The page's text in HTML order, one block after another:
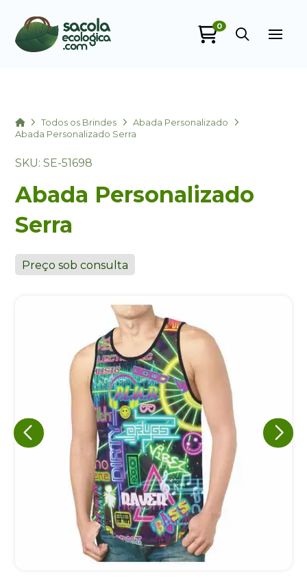
0
HomeTodos os Brindes
Abada Personalizado
Abada Personalizado Serra
SKU: SE-51698
Abada Personalizado
Serra
Preço sob consulta
Eu concordo em receber comunicações.
A nossa empresa está comprometida a proteger e respeitar
sua privacidade, utilizaremos seus dados apenas para fins
de marketing. Você pode alterar suas preferências a
qualquer momento.
Iniciar conversa